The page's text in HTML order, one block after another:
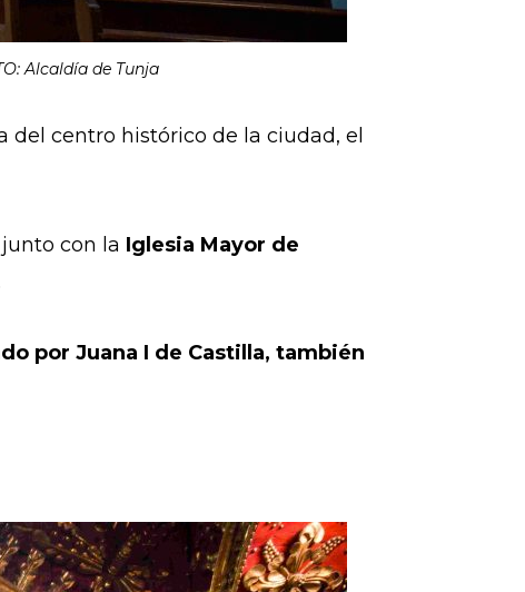
Alcaldía de Tunja
del centro histórico de la ciudad, el
con la Iglesia Mayor de
por Juana I de Castilla, también